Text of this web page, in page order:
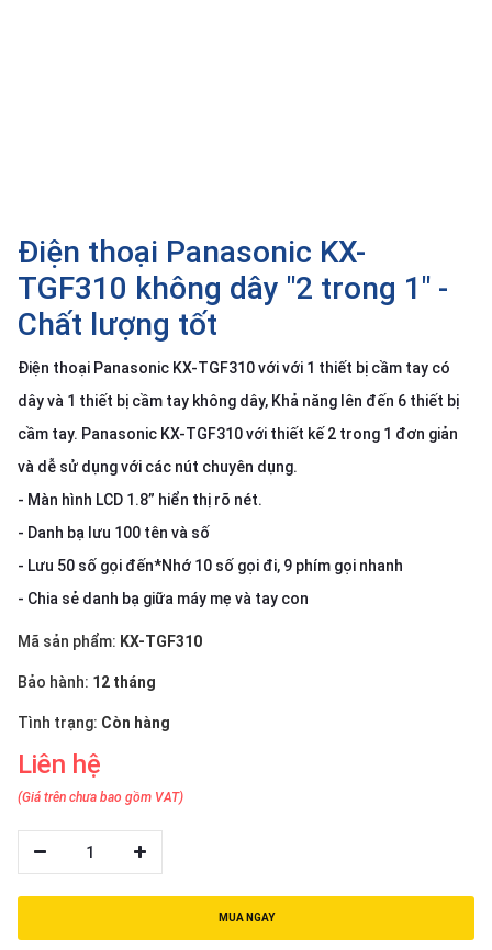
Điện thoại Panasonic KX-
TGF310 không dây "2 trong 1" -
Chất lượng tốt
Điện thoại Panasonic KX-TGF310 với với 1 thiết bị cầm tay có
dây và 1 thiết bị cầm tay không dây, Khả năng lên đến 6 thiết bị
cầm tay. Panasonic KX-TGF310 với thiết kế 2 trong 1 đơn giản
và dễ sử dụng với các nút chuyên dụng.
- Màn hình LCD 1.8” hiển thị rõ nét.
- Danh bạ lưu 100 tên và số
- Lưu 50 số gọi đến*Nhớ 10 số gọi đi, 9 phím gọi nhanh
- Chia sẻ danh bạ giữa máy mẹ và tay con
Mã sản phẩm: KX-TGF310
Bảo hành: 12 tháng
Tình trạng: Còn hàng
Liên hệ
(Giá trên chưa bao gồm VAT)
1
MUA NGAY
Dịch
Hỗ
trợ
Tin
Liên
hệ
thiệu
Tiếng
việt
English